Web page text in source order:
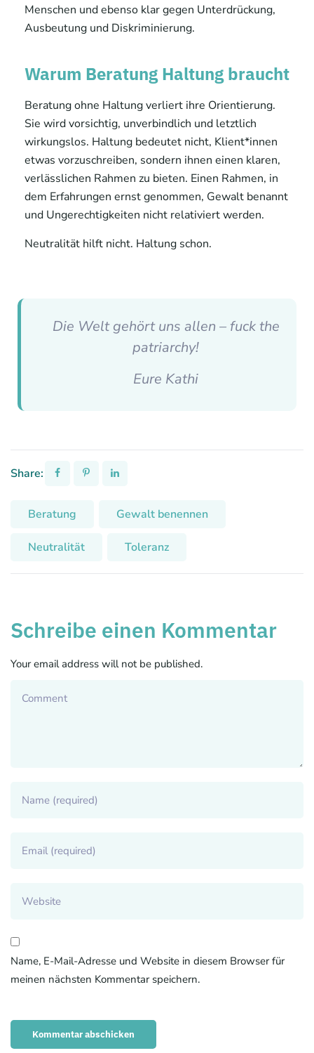
Menschen und ebenso klar gegen Unterdrückung,
Ausbeutung und Diskriminierung.
Warum Beratung Haltung braucht
Beratung ohne Haltung verliert ihre Orientierung.
Sie wird vorsichtig, unverbindlich und letztlich
wirkungslos. Haltung bedeutet nicht, Klient*innen
etwas vorzuschreiben, sondern ihnen einen klaren,
verlässlichen Rahmen zu bieten. Einen Rahmen, in
dem Erfahrungen ernst genommen, Gewalt benannt
und Ungerechtigkeiten nicht relativiert werden.
Neutralität hilft nicht. Haltung schon.
Die Welt gehört uns allen – fuck the
patriarchy!
Eure Kathi
Share:
Beratung Gewalt benennen
Neutralität Toleranz
Schreibe einen Kommentar
Your email address will not be published.
Name, E-Mail-Adresse und Website in diesem Browser für
meinen nächsten Kommentar speichern.